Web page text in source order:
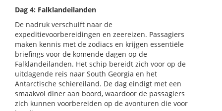
Dag 4: Falklandeilanden
De nadruk verschuift naar de
expeditievoorbereidingen en zeereizen. Passagiers
maken kennis met de zodiacs en krijgen essentiële
briefings voor de komende dagen op de
Falklandeilanden. Het schip bereidt zich voor op de
uitdagende reis naar South Georgia en het
Antarctische schiereiland. De dag eindigt met een
smaakvol diner aan boord, waardoor de passagiers
zich kunnen voorbereiden op de avonturen die voor